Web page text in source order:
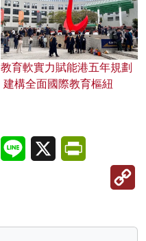
教育軟實力賦能港五年規劃
建構全面國際教育樞紐
LinkedInLine X